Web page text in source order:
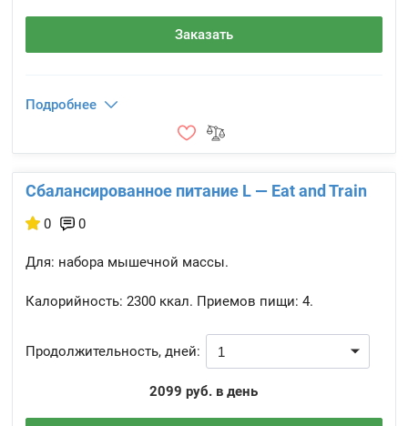
Заказать
Подробнее
Сбалансированное питание L — Eat and Train
0 0
Для: набора мышечной массы.
Калорийность: 2300 ккал. Приемов пищи: 4.
Продолжительность, дней:
2099 руб. в день